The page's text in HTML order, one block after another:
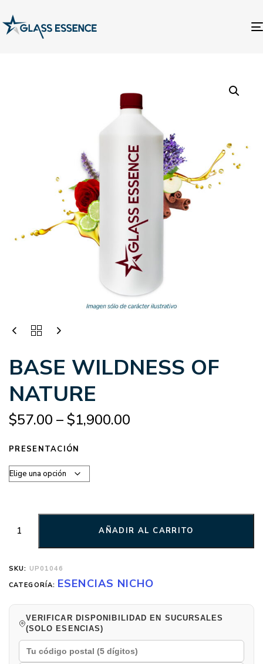
BASE WILDNESS OF
NATURE
$57.00 –$1,900.00
PRESENTACIÓN
AÑADIR AL CARRITO
SKU: UP01046
CATEGORÍA: ESENCIAS NICHO
VERIFICAR DISPONIBILIDAD EN SUCURSALES
(SOLO ESENCIAS)